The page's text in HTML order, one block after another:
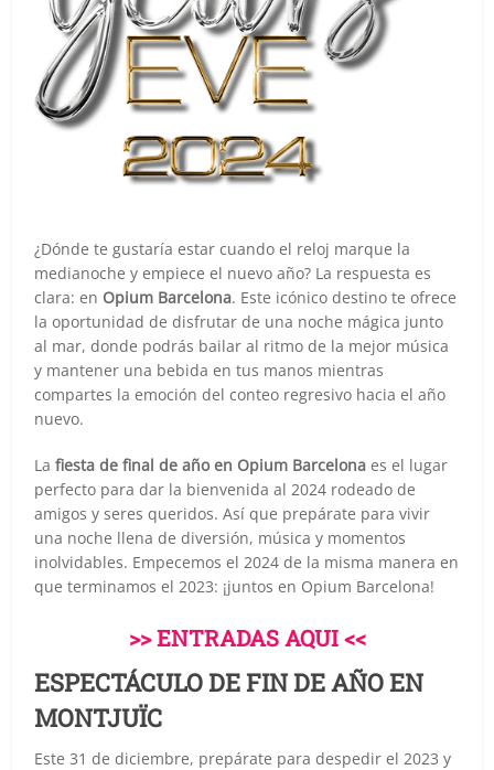
¿Dónde te gustaría estar cuando el reloj marque la
medianoche y empiece el nuevo año? La respuesta es
clara: en Opium Barcelona. Este icónico destino te ofrece
la oportunidad de disfrutar de una noche mágica junto
al mar, donde podrás bailar al ritmo de la mejor música
y mantener una bebida en tus manos mientras
compartes la emoción del conteo regresivo hacia el año
nuevo.
Lafiesta de final de año en Opium Barcelona es el lugar
perfecto para dar la bienvenida al 2024 rodeado de
amigos y seres queridos. Así que prepárate para vivir
una noche llena de diversión, música y momentos
inolvidables. Empecemos el 2024 de la misma manera en
que terminamos el 2023: ¡juntos en Opium Barcelona!
>> ENTRADAS AQUI <<
ESPECTÁCULO DE FIN DE AÑO EN
MONTJUÏC
Este 31 de diciembre, prepárate para despedir el 2023 y